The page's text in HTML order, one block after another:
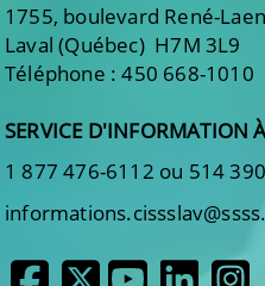
1755, boulevard René-
Laval (Québec) H7M 3L9
Téléphone : 450 668-1010
SERVICE D'INFORMATION
1 877 476-6112 ou 514